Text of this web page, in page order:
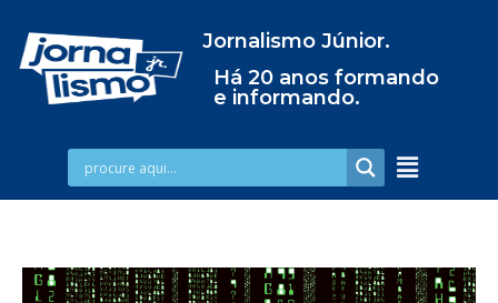
Jornalismo Júnior.
Há 20 anos formando
e informando.